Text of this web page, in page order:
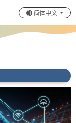
简体中文